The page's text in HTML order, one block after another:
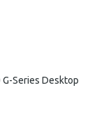
Series Desktop